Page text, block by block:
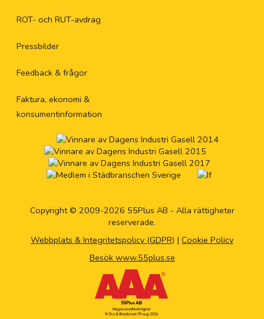
ROT- och RUT-avdrag
Pressbilder
Feedback & frågor
Faktura, ekonomi &
konsumentinformation
Copyright © 2009-2026 55Plus AB - Alla rättigheter
reserverade.
Webbplats & Integritetspolicy (GDPR) | Cookie Policy
Besök www.55plus.se